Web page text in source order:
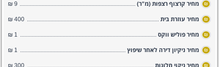
₪ מחיר קרצוף רצפות (מ"ר) 9 ₪
₪ מחיר עוזרת בית 400 ₪
₪ מחיר פוליש ווקס 1 ₪
₪ מחיר ניקיון דירה לאחר שיפוץ 1 ₪
₪